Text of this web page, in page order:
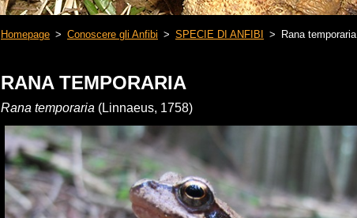
Homepage > Conoscere gli Anfibi > SPECIE DI ANFIBI > Rana temporaria
RANA TEMPORARIA
Rana temporaria (Linnaeus, 1758)